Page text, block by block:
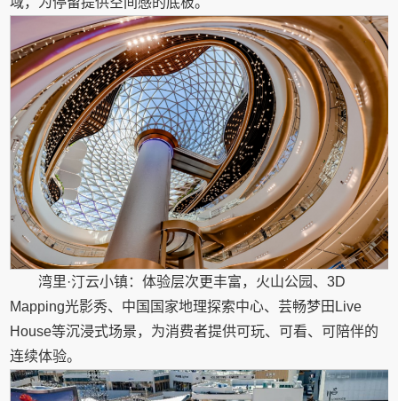
湾里·汀云小镇：体验层次更丰富，火山公园、3D
Mapping光影秀、中国国家地理探索中心、芸畅梦田Live
House等沉浸式场景，为消费者提供可玩、可看、可陪伴的
连续体验。